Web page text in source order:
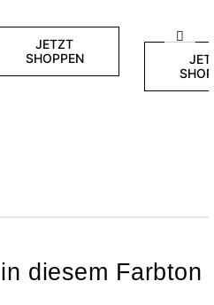
JETZT
SHOPPEN
diesem Farbton